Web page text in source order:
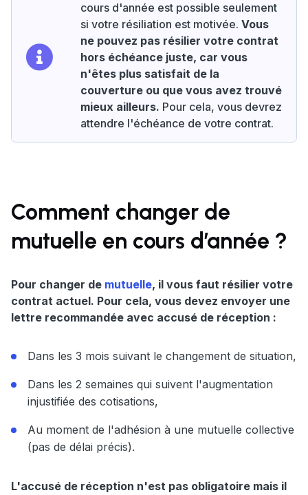
cours d'année est possible seulement
si votre résiliation est motivée. Vous
ne pouvez pas résilier votre contrat
hors échéance juste, car vous
n'êtes plus satisfait de la
couverture ou que vous avez trouvé
mieux ailleurs. Pour cela, vous devrez
attendre l'échéance de votre contrat.
Comment changer de
mutuelle en cours d’année ?
Pour changer de mutuelle, il vous faut résilier votre
contrat actuel. Pour cela, vous devez envoyer une
lettre recommandée avec accusé de réception :
Dans les 3 mois suivant le changement de situation,
Dans les 2 semaines qui suivent l'augmentation
injustifiée des cotisations,
Au moment de l'adhésion à une mutuelle collective
(pas de délai précis).
L'accusé de réception n'est pas obligatoire mais il